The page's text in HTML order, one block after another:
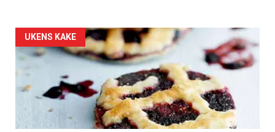
Forsiden
akkurat
nå
UKENS KAKE